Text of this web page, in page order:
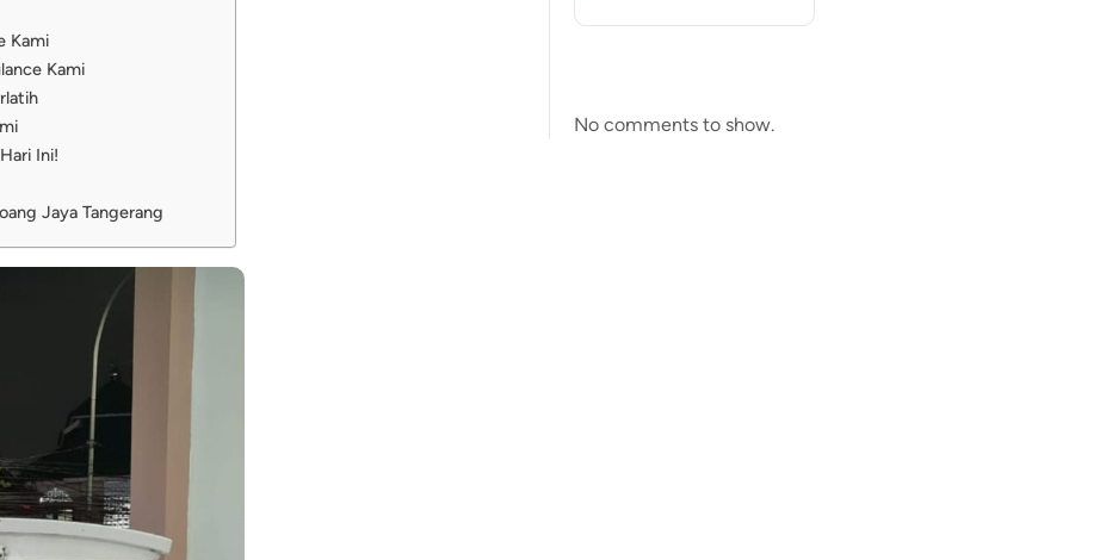
Kami
Kami
Ini!
Jaya Tangerang
No comments to show.